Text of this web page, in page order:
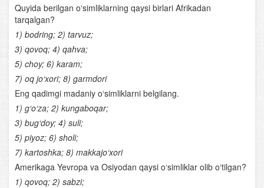
Suvda hamda quruqlikda yashovchilarning xilma-xilligi
Suvda hamda quruqlikda yashovchilarning ko‘payishi,
rivojlanishi va kelib chiqishi
Sudralib yuruvchilar sinfi
Qushlarning tuzilishi
Qushlarning ko‘payishi va rivojlanishi
Qushlarning yashash tarzi va mavsumiy hodisalarga
moslanishi
Quyida berilgan o‘simliklarning qaysi birlari Afrikadan
tarqalgan?
1) bodring; 2) tarvuz;
3) qovoq; 4) qahva;
5) choy; 6) karam;
7) oq jo‘xori; 8) garmdori
Eng qadimgi madaniy o‘simliklarni belgilang.
1) g‘o‘za; 2) kungaboqar;
3) bug‘doy; 4) suli;
5) piyoz; 6) sholi;
7) kartoshka; 8) makkajo‘xori
Amerikaga Yevropa va Osiyodan qaysi o‘simliklar olib o‘tilgan?
1) qovoq; 2) sabzi;